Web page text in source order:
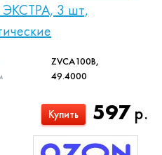
ЭКСТРА, 3 шт,
ZVCA100B,
49.4000
597р.
Купить